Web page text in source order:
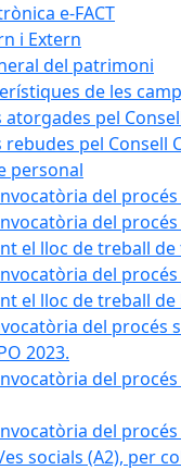
e-FACT
i Extern
del patrimoni
de les
atorgades pel
rebudes pel Consell
personal
del
del
el lloc de treball de
del
el lloc de treball de
del
2023.
del
del
socials (A2), per